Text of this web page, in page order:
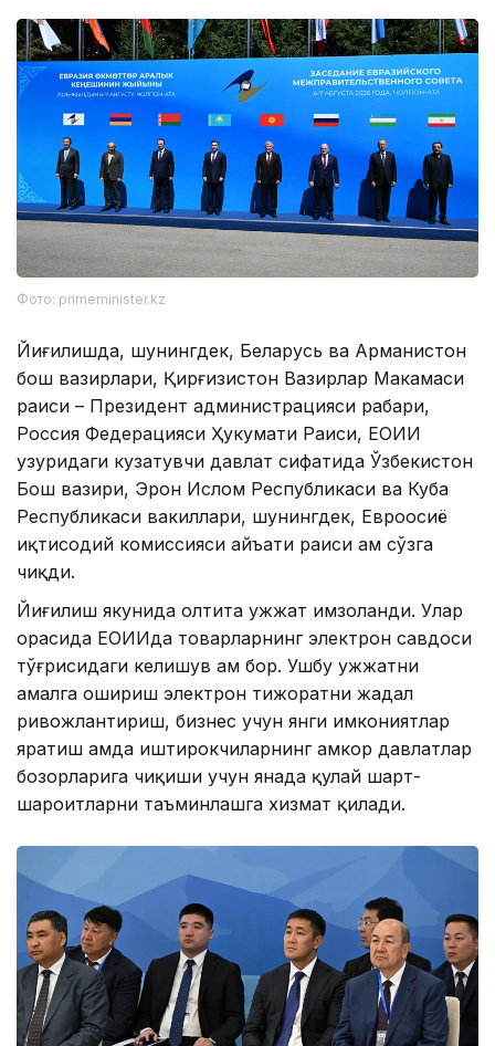
Фото: primeminister.kz
Йиғилишда, шунингдек, Беларусь ва Арманистон
бош вазирлари, Қирғизистон Вазирлар Маҳкамаси
раиси – Президент администрацияси раҳбари,
Россия Федерацияси Ҳукумати Раиси, ЕОИИ
ҳузуридаги кузатувчи давлат сифатида Ўзбекистон
Бош вазири, Эрон Ислом Республикаси ва Куба
Республикаси вакиллари, шунингдек, Евроосиё
иқтисодий комиссияси ҳайъати раиси ҳам сўзга
чиқди.
Йиғилиш якунида олтита ҳужжат имзоланди. Улар
орасида ЕОИИда товарларнинг электрон савдоси
тўғрисидаги келишув ҳам бор. Ушбу ҳужжатни
амалга ошириш электрон тижоратни жадал
ривожлантириш, бизнес учун янги имкониятлар
яратиш ҳамда иштирокчиларнинг ҳамкор давлатлар
бозорларига чиқиши учун янада қулай шарт-
шароитларни таъминлашга хизмат қилади.